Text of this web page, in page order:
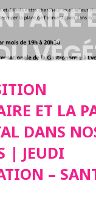
ET LA
DANS
| JEUDI
–